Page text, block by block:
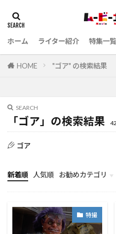
ホーム ライター紹介 特集一覧
HOME "ゴア" の検索結果
SEARCH
「ゴア」の検索結果
ゴア
新着順 人気順 お勧めカテゴリ
未分類
特撮